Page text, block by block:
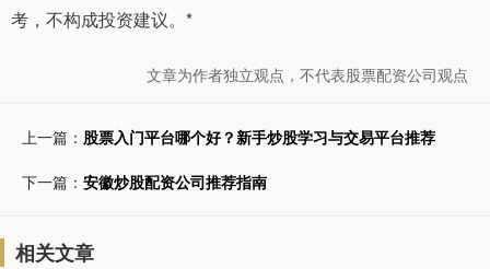
考，不构成投资建议。*
文章为作者独立观点，不代表股票配资公司观点
上一篇： 股票入门平台哪个好？新手炒股学习与交易平台推荐
下一篇： 安徽炒股配资公司推荐指南
相关文章